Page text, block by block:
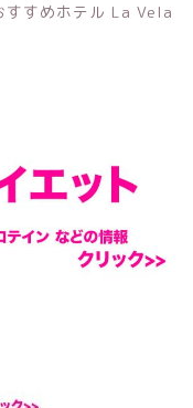
すすめホテル La Vela